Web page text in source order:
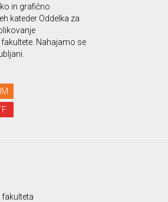
in grafično
kateder Oddelka za
Nahajamo se